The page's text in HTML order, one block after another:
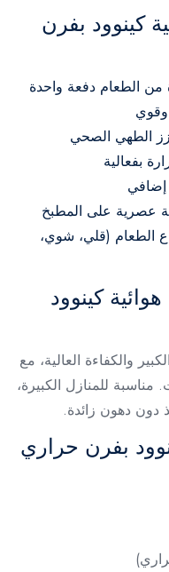
كينوود بفرن
الطهي الصحي
بفعالية
إضافي
عصرية على المطبخ
الطعام (قلي، شوي،
كينوود
والكفاءة العالية، مع
للمنازل الكبيرة،
دون دهون زائدة.
بفرن حراري